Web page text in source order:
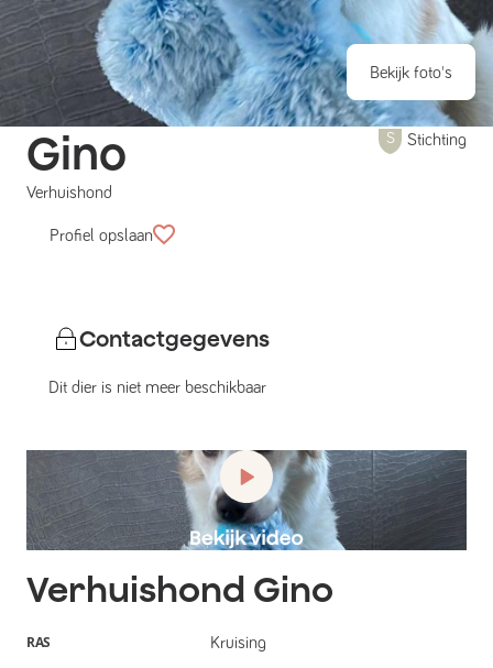
Bekijk foto's
Gino
Verhuishond
Stichting
Profiel opslaan
Contactgegevens
Dit dier is niet meer beschikbaar
Verhuishond Gino
RAS Kruising